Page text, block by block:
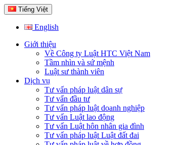
Tiếng Việt
English
Giới thiệu
Về Công ty Luật HTC Việt Nam
Tầm nhìn và sứ mệnh
Luật sư thành viên
Dịch vụ
Tư vấn pháp luật dân sự
Tư vấn đầu tư
Tư vấn pháp luật doanh nghiệp
Tư vấn Luật lao động
Tư vấn Luật hôn nhân gia đình
Tư vấn pháp luật Luật đất đai